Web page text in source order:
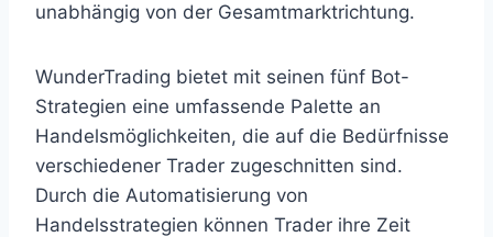
unabhängig von der Gesamtmarktrichtung.
WunderTrading bietet mit seinen fünf Bot-
Strategien eine umfassende Palette an
Handelsmöglichkeiten, die auf die Bedürfnisse
verschiedener Trader zugeschnitten sind.
Durch die Automatisierung von
Handelsstrategien können Trader ihre Zeit